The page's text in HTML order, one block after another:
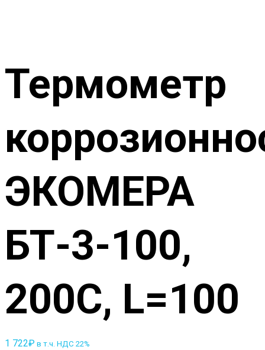
Термометр
ЭКОМЕРА
БТ-3-100,
200С, L=100
1 722₽ в т.ч. НДС 22%